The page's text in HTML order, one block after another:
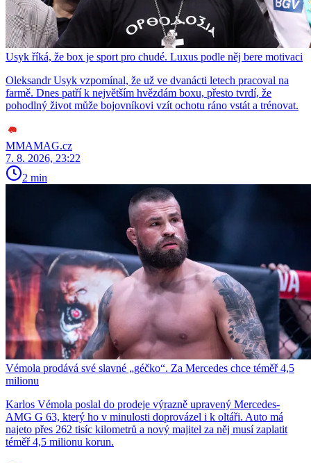
Usyk říká, že box je sport pro chudé. Luxus podle něj bere motivaci
Oleksandr Usyk vzpomínal, že už ve dvanácti letech pracoval na
farmě. Dnes patří k největším hvězdám boxu, přesto tvrdí, že
pohodlný život může bojovníkovi vzít ochotu ráno vstát a trénovat.
MMAMAG.cz
7. 8. 2026, 23:22
2 min
Vémola prodává své slavné „géčko“. Za Mercedes chce téměř 4,5
milionu
Karlos Vémola poslal do prodeje výrazně upravený Mercedes-
AMG G 63, který ho v minulosti doprovázel i k oltáři. Auto má
najeto přes 262 tisíc kilometrů a nový majitel za něj musí zaplatit
téměř 4,5 milionu korun.